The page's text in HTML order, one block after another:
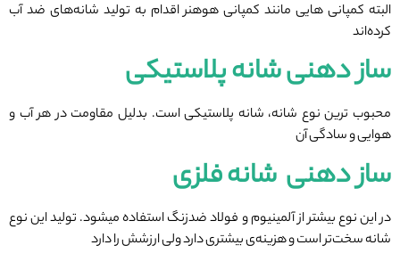
البته کمپانی هایی مانند کمپانی هوهنر اقدام به تولید شانه‌های ضد آب
کرده‌اند
ساز دهنی شانه پلاستیکی
محبوب ترین نوع شانه، شانه پلاستیکی است. بدلیل مقاومت در هر آب و
هوایی و سادگی آن
ساز دهنی شانه فلزی
در این نوع بیشتر از آلمینیوم و فولاد ضدزنگ استفاده میشود‌. تولید این نوع
شانه سخت‌تر است و هزینه‌ی بیشتری دارد ولی ارزشش را دارد